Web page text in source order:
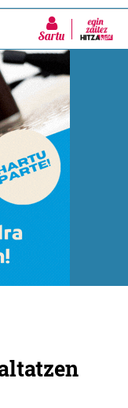
Sartu